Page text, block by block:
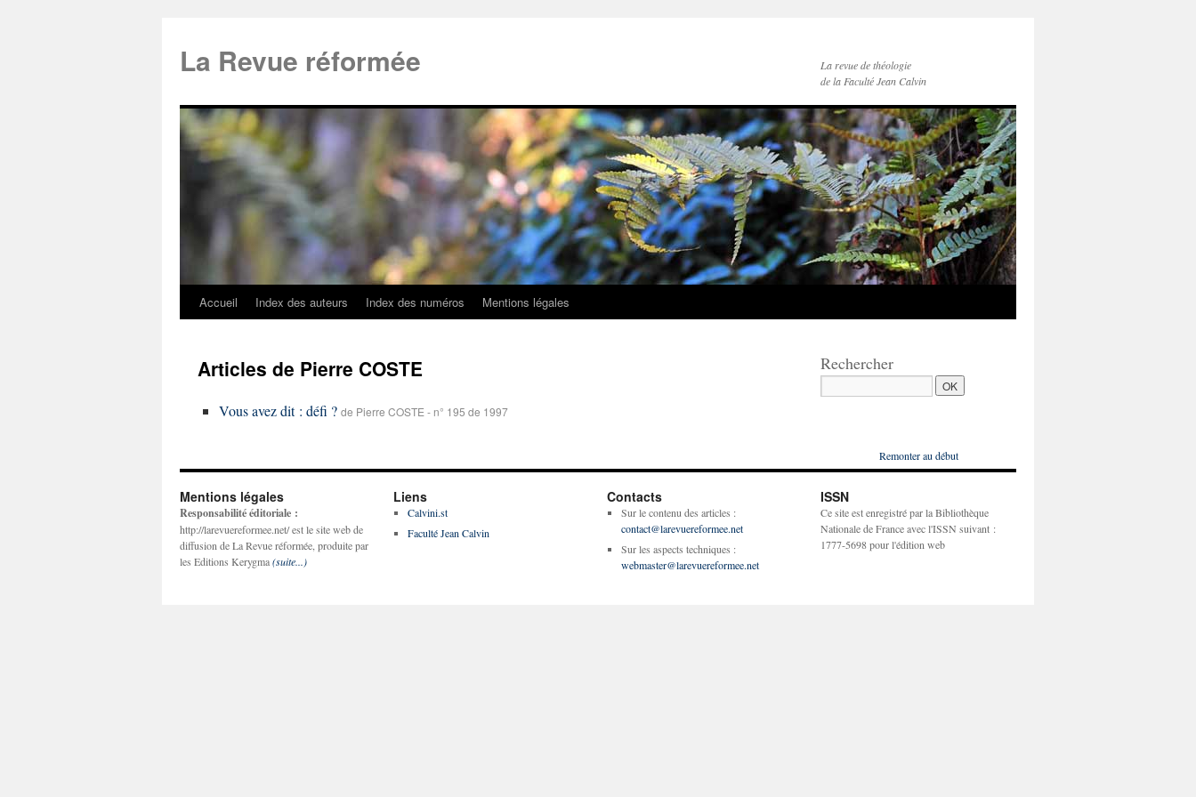
La Revue réformée
La revue de théologie
de la Faculté Jean Calvin
Accueil Index des auteurs Index des numéros Mentions légales
Articles de Pierre COSTE
Vous avez dit : défi ? de Pierre COSTE - n° 195 de 1997
Rechercher
Remonter au début
Mentions légales
Responsabilité éditoriale :
http://larevuereformee.net/ est le site web de
diffusion de La Revue réformée, produite par
les Editions Kerygma(suite...)
Liens
Calvini.st
Faculté Jean Calvin
Contacts
Sur le contenu des articles :
contact@larevuereformee.net
Sur les aspects techniques :
webmaster@larevuereformee.net
ISSN
Ce site est enregistré par la Bibliothèque
Nationale de France avec l'ISSN suivant :
1777-5698 pour l'édition web